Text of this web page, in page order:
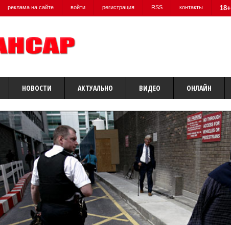
реклама на сайте войти регистрация RSS контакты 18+
НОВОСТИ АКТУАЛЬНО ВИДЕО ОНЛАЙН